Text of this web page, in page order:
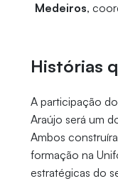
Medeiros,
Histórias
A participação
Araújo será um
Ambos
formação na
estratégicas do